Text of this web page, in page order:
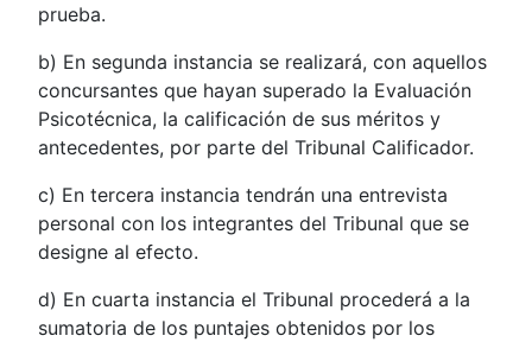
prueba.
b) En segunda instancia se realizará, con aquellos
concursantes que hayan superado la Evaluación
Psicotécnica, la calificación de sus méritos y
antecedentes, por parte del Tribunal Calificador.
c) En tercera instancia tendrán una entrevista
personal con los integrantes del Tribunal que se
designe al efecto.
d) En cuarta instancia el Tribunal procederá a la
sumatoria de los puntajes obtenidos por los